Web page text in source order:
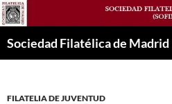
Saltar
al
contenido
Sociedad Filatélica de Madrid
FILATELIA DE JUVENTUD